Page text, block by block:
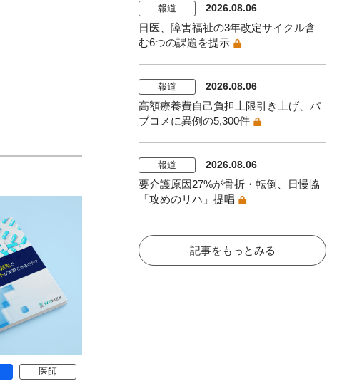
医師
報道 2026.08.06
日医、障害福祉の3年改定サイクル含
む6つの課題を提示
報道 2026.08.06
高額療養費自己負担上限引き上げ、パ
ブコメに異例の5,300件
報道 2026.08.06
要介護原因27%が骨折・転倒、日慢協
「攻めのリハ」提唱
記事をもっとみる